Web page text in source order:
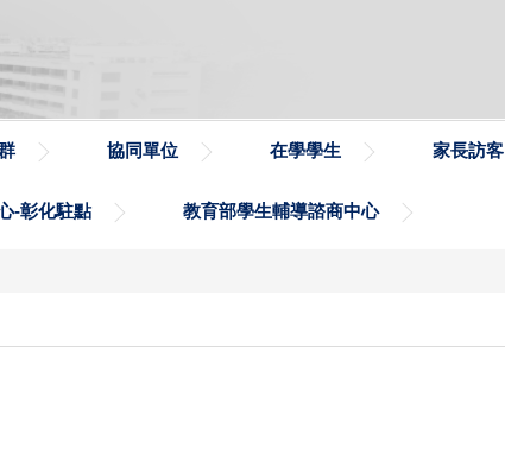
協同單位 在學學生 家長訪客
-彰化駐點 教育部學生輔導諮商中心